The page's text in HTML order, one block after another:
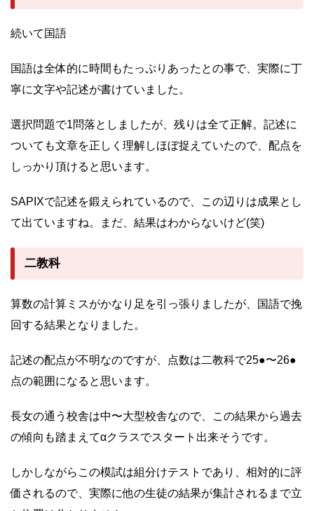
続いて国語
国語は全体的に時間もたっぷりあったとの事で、実際に丁
寧に文字や記述が書けていました。
選択問題で1問落としましたが、残りは全て正解。記述に
ついても文章を正しく理解しほぼ捉えていたので、配点を
しっかり頂けると思います。
SAPIXで記述を鍛えられているので、この辺りは成果とし
て出ていますね。まだ、結果はわからないけど(笑)
二教科
算数の計算ミスがかなり足を引っ張りましたが、国語で挽
回する結果となりました。
記述の配点が不明なのですが、点数は二教科で25●〜26●
点の範囲になると思います。
長女の通う校舎は中〜大型校舎なので、この結果から過去
の傾向も踏まえてαクラスでスタート出来そうです。
しかしながらこの模試は組分けテストであり、相対的に評
価されるので、実際に他の生徒の結果が集計されるまで立